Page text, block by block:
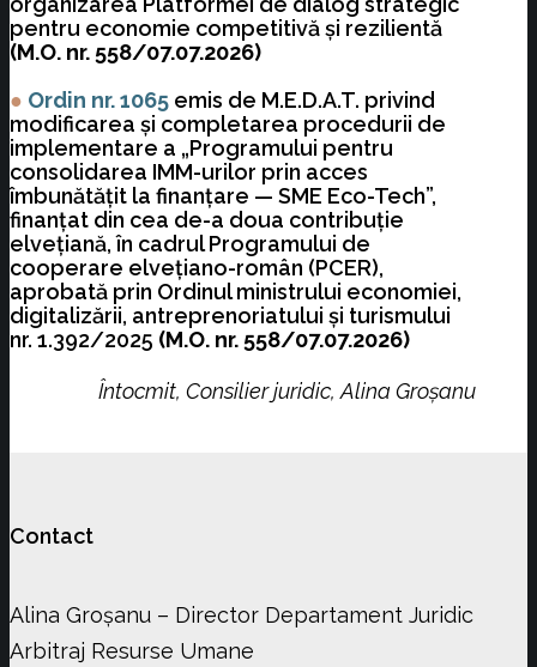
pentru economie competitivă și rezilientă
(M.O. nr. 558/07.07.2026)
● Ordin nr. 1065 emis de M.E.D.A.T. privind
modificarea și completarea procedurii de
implementare a „Programului pentru
consolidarea IMM-urilor prin acces
îmbunătățit la finanțare — SME Eco-Tech”,
finanțat din cea de-a doua contribuție
elvețiană, în cadrul Programului de
cooperare elvețiano-român (PCER),
aprobată prin Ordinul ministrului economiei,
digitalizării, antreprenoriatului și turismului
nr. 1.392/2025 (M.O. nr. 558/07.07.2026)
Întocmit, Consilier juridic, Alina Groșanu
Contact
Alina Groșanu – Director Departament Juridic
Arbitraj Resurse Umane